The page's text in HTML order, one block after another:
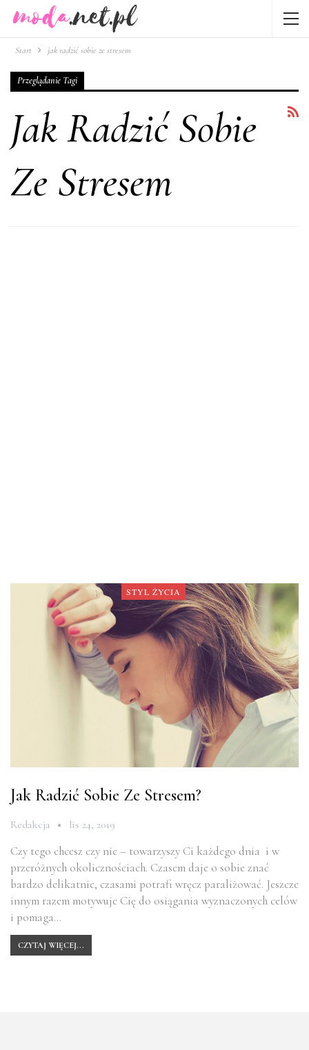
Start jak radzić sobie ze stresem
Przeglądanie Tagi
Jak Radzić Sobie
Ze Stresem
STYL ŻYCIA
Jak Radzić Sobie Ze Stresem?
Redakcja lis 24, 2019
Czy tego chcesz czy nie – towarzyszy Ci każdego dnia i w
przeróżnych okolicznościach. Czasem daje o sobie znać
bardzo delikatnie, czasami potrafi wręcz paraliżować. Jeszcze
innym razem motywuje Cię do osiągania wyznaczonych celów
i pomaga…
CZYTAJ WIĘCEJ...